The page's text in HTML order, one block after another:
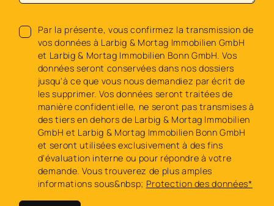
Par la présente, vous confirmez la transmission de
vos données à Larbig & Mortag Immobilien GmbH
et Larbig & Mortag Immobilien Bonn GmbH. Vos
données seront conservées dans nos dossiers
jusqu'à ce que vous nous demandiez par écrit de
les supprimer. Vos données seront traitées de
manière confidentielle, ne seront pas transmises à
des tiers en dehors de Larbig & Mortag Immobilien
GmbH et Larbig & Mortag Immobilien Bonn GmbH
et seront utilisées exclusivement à des fins
d'évaluation interne ou pour répondre à votre
demande. Vous trouverez de plus amples
informations sous&nbsp; Protection des données*